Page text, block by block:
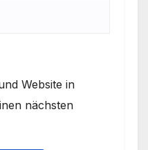
Website in
nächsten